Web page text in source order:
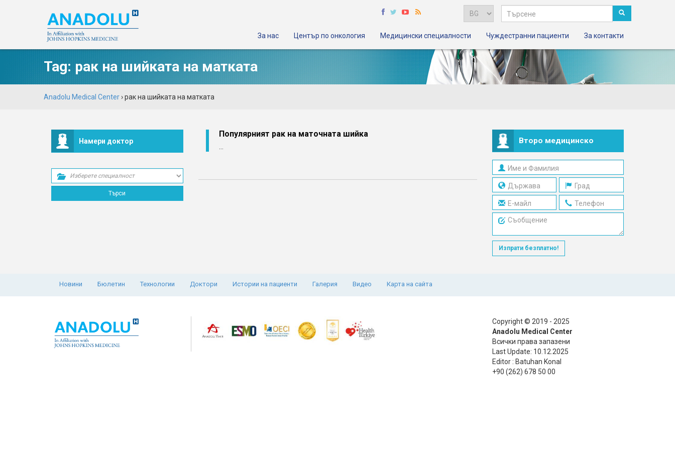
За нас Център по онкология Медицински специалности Чуждестранни пациенти За контакти
Tag:рак на шийката на матката
Anadolu Medical Center›рак на шийката на матката
Намери доктор
Популярният рак на маточната шийка
Второ медицинско
мнение
Изпрати безплатно!
Новини Бюлетин Технологии Доктори Истории на пациенти Галерия Видео Карта на сайта
Copyright © 2019 - 2025
Anadolu Medical Center
Всички права запазени
Last Update: 10.12.2025
Editor : Batuhan Konal
+90 (262) 678 50 00